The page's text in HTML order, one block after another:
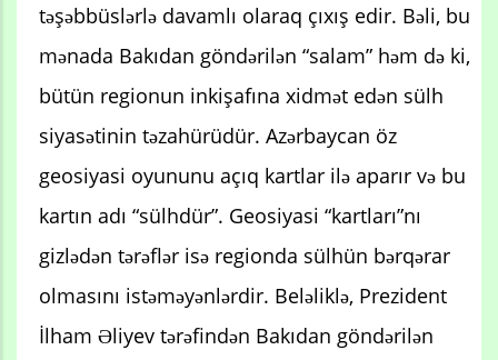
təşəbbüslərlə davamlı olaraq çıxış edir. Bəli, bu
mənada Bakıdan göndərilən “salam” həm də ki,
bütün regionun inkişafına xidmət edən sülh
siyasətinin təzahürüdür. Azərbaycan öz
geosiyasi oyununu açıq kartlar ilə aparır və bu
kartın adı “sülhdür”. Geosiyasi “kartları”nı
gizlədən tərəflər isə regionda sülhün bərqərar
olmasını istəməyənlərdir. Beləliklə, Prezident
İlham Əliyev tərəfindən Bakıdan göndərilən